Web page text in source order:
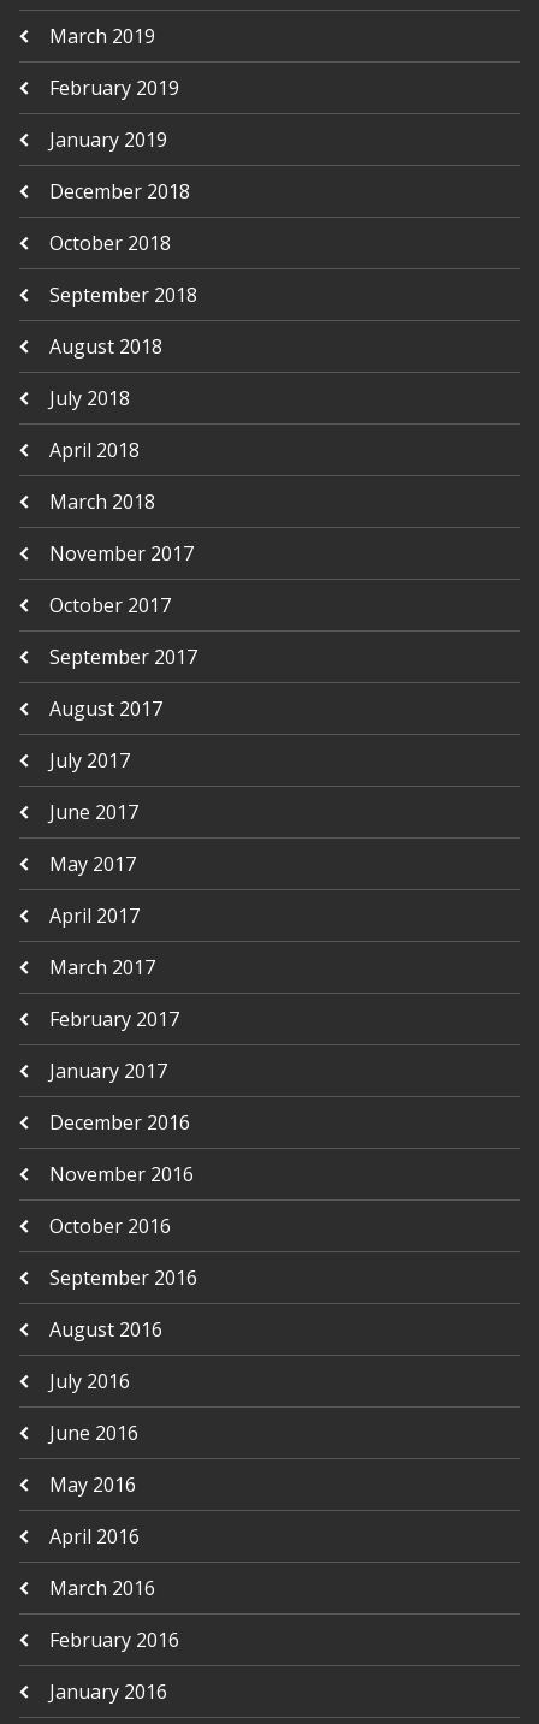
March 2019
February 2019
January 2019
December 2018
October 2018
September 2018
August 2018
July 2018
April 2018
March 2018
November 2017
October 2017
September 2017
August 2017
July 2017
June 2017
May 2017
April 2017
March 2017
February 2017
January 2017
December 2016
November 2016
October 2016
September 2016
August 2016
July 2016
June 2016
May 2016
April 2016
March 2016
February 2016
January 2016